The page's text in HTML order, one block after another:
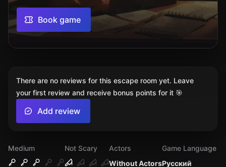
Book game
Medium
Not Scary
Without Actors
Actors
Русский
Game Language
There are no reviews for this escape room yet. Leave
your first review and receive bonus points for it 🎯
Add review